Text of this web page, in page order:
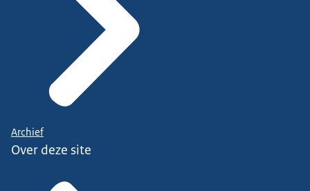
Archief
Over deze site